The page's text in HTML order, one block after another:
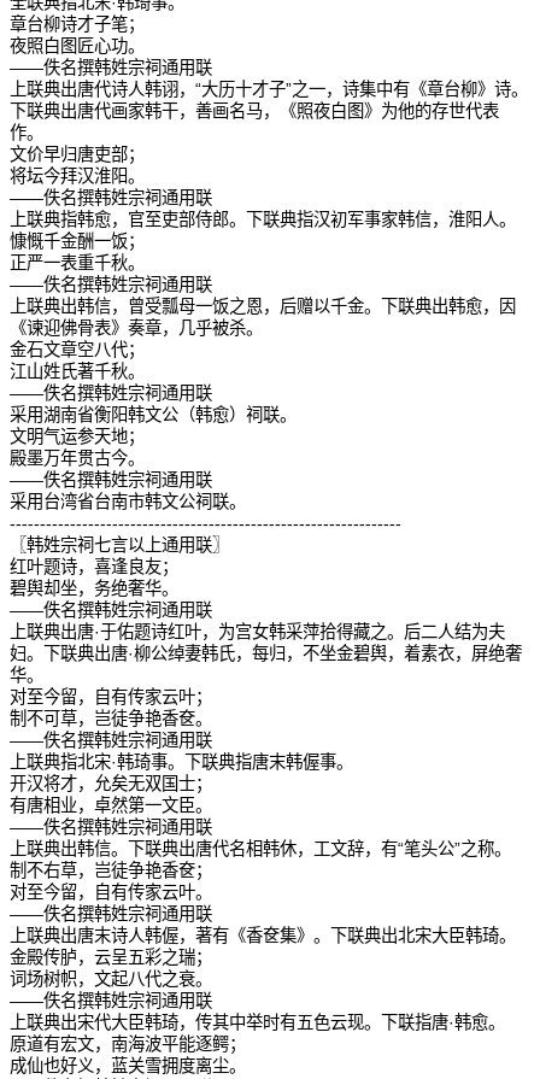
章台柳诗才子笔；
夜照白图匠心功。
——佚名撰韩姓宗祠通用联
上联典出唐代诗人韩诩，“大历十才子”之一，诗集中有《章台柳》诗。
下联典出唐代画家韩干，善画名马，《照夜白图》为他的存世代表
作。
文价早归唐吏部；
将坛今拜汉淮阳。
——佚名撰韩姓宗祠通用联
上联典指韩愈，官至吏部侍郎。下联典指汉初军事家韩信，淮阳人。
慷慨千金酬一饭；
正严一表重千秋。
——佚名撰韩姓宗祠通用联
上联典出韩信，曾受瓢母一饭之恩，后赠以千金。下联典出韩愈，因
《谏迎佛骨表》奏章，几乎被杀。
金石文章空八代；
江山姓氏著千秋。
——佚名撰韩姓宗祠通用联
采用湖南省衡阳韩文公（韩愈）祠联。
文明气运参天地；
殿墨万年贯古今。
——佚名撰韩姓宗祠通用联
采用台湾省台南市韩文公祠联。
-----------------------------------------------------------------
〖韩姓宗祠七言以上通用联〗
红叶题诗，喜逢良友；
碧舆却坐，务绝奢华。
——佚名撰韩姓宗祠通用联
上联典出唐·于佑题诗红叶，为宫女韩采萍拾得藏之。后二人结为夫
妇。下联典出唐·柳公绰妻韩氏，每归，不坐金碧舆，着素衣，屏绝奢
华。
对至今留，自有传家云叶；
制不可草，岂徒争艳香奁。
——佚名撰韩姓宗祠通用联
上联典指北宋·韩琦事。下联典指唐末韩偓事。
开汉将才，允矣无双国士；
有唐相业，卓然第一文臣。
——佚名撰韩姓宗祠通用联
上联典出韩信。下联典出唐代名相韩休，工文辞，有“笔头公”之称。
制不右草，岂徒争艳香奁；
对至今留，自有传家云叶。
——佚名撰韩姓宗祠通用联
上联典出唐末诗人韩偓，著有《香奁集》。下联典出北宋大臣韩琦。
金殿传胪，云呈五彩之瑞；
词场树帜，文起八代之衰。
——佚名撰韩姓宗祠通用联
上联典出宋代大臣韩琦，传其中举时有五色云现。下联指唐·韩愈。
原道有宏文，南海波平能逐鳄；
成仙也好义，蓝关雪拥度离尘。